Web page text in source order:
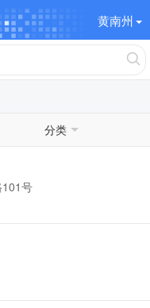
黄南州
分类
号